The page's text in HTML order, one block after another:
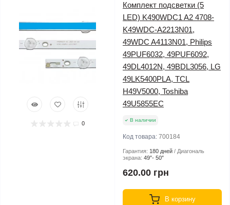
0
Комплект подсветки (5
LED) K490WDC1 A2 4708-
K49WDC-A2213N01,
49WDC A4113N01, Philips
49PUF6032, 49PUF6092,
49DL4012N, 49BDL3056, LG
49LK5400PLA, TCL
H49V5000, Toshiba
49U5855EC
В наличии
Код товара: 700184
Гарантия: 180 дней
Диагональ
экрана: 49″- 50″
620.00 грн
В корзину